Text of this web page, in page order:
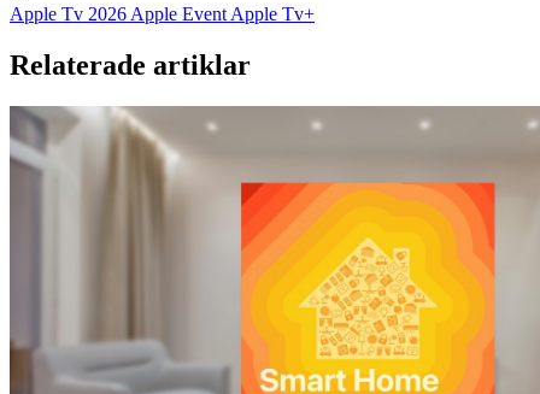
Apple Tv 2026 Apple Event Apple Tv+
Relaterade artiklar